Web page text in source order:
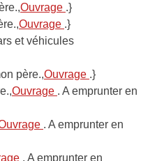
Ouvrage .}
Ouvrage .}
et véhicules
père.,Ouvrage .}
Ouvrage . A emprunter en
. A emprunter en
. A emprunter en